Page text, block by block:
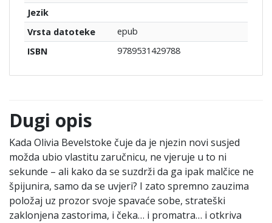
Jezik
Vrsta datoteke
epub
ISBN
9789531429788
Dugi opis
Kada Olivia Bevelstoke čuje da je njezin novi susjed
možda ubio vlastitu zaručnicu, ne vjeruje u to ni
sekunde – ali kako da se suzdrži da ga ipak malčice ne
špijunira, samo da se uvjeri? I zato spremno zauzima
položaj uz prozor svoje spavaće sobe, strateški
zaklonjena zastorima, i čeka… i promatra… i otkriva